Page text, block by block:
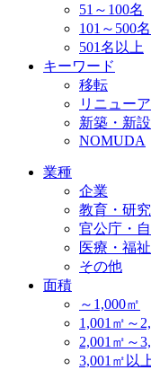
51～100名
101～500名
501名以上
キーワード
移転
リニュー
新築・新設
NOMUDA
業種
企業
教育・研
官公庁・
医療・福祉
その他
面積
～1,000㎡
1,001㎡～
2,001㎡～
3,001㎡以